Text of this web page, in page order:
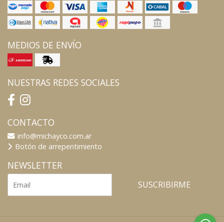
MEDIOS DE ENVÍO
NUESTRAS REDES SOCIALES
CONTACTO
info@michayco.com.ar
Botón de arrepentimiento
NEWSLETTER
SUSCRIBIRME